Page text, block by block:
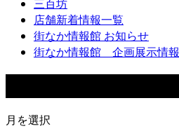
三百坊
店舗新着情報一覧
街なか情報館 お知らせ
街なか情報館 企画展示情報
月を選択